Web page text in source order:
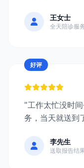
王女士
全天陪诊服
好评
"工作太忙没时
务，当天就送到
李先生
送取报告结